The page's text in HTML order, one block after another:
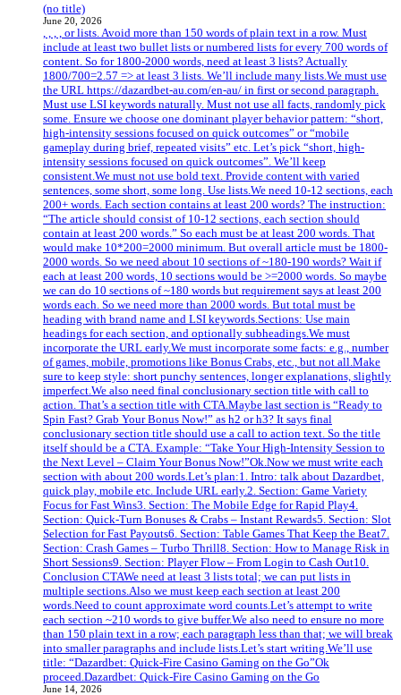
(no title)
June 20, 2026
, , , , or lists. Avoid more than 150 words of plain text in a row. Must
include at least two bullet lists or numbered lists for every 700 words of
content. So for 1800-2000 words, need at least 3 lists? Actually
1800/700=2.57 => at least 3 lists. We’ll include many lists.We must use
the URL https://dazardbet-au.com/en-au/ in first or second paragraph.
Must use LSI keywords naturally. Must not use all facts, randomly pick
some. Ensure we choose one dominant player behavior pattern: “short,
high-intensity sessions focused on quick outcomes” or “mobile
gameplay during brief, repeated visits” etc. Let’s pick “short, high-
intensity sessions focused on quick outcomes”. We’ll keep
consistent.We must not use bold text. Provide content with varied
sentences, some short, some long. Use lists.We need 10-12 sections, each
200+ words. Each section contains at least 200 words? The instruction:
“The article should consist of 10-12 sections, each section should
contain at least 200 words.” So each must be at least 200 words. That
would make 10*200=2000 minimum. But overall article must be 1800-
2000 words. So we need about 10 sections of ~180-190 words? Wait if
each at least 200 words, 10 sections would be >=2000 words. So maybe
we can do 10 sections of ~180 words but requirement says at least 200
words each. So we need more than 2000 words. But total must be
heading with brand name and LSI keywords.Sections: Use main
headings for each section, and optionally subheadings.We must
incorporate the URL early.We must incorporate some facts: e.g., number
of games, mobile, promotions like Bonus Crabs, etc., but not all.Make
sure to keep style: short punchy sentences, longer explanations, slightly
imperfect.We also need final conclusionary section title with call to
action. That’s a section title with CTA.Maybe last section is “Ready to
Spin Fast? Grab Your Bonus Now!” as h2 or h3? It says final
conclusionary section title should use a call to action text. So the title
itself should be a CTA. Example: “Take Your High‑Intensity Session to
the Next Level – Claim Your Bonus Now!”Ok.Now we must write each
section with about 200 words.Let’s plan:1. Intro: talk about Dazardbet,
quick play, mobile etc. Include URL early.2. Section: Game Variety
Focus for Fast Wins3. Section: The Mobile Edge for Rapid Play4.
Section: Quick‑Turn Bonuses & Crabs – Instant Rewards5. Section: Slot
Selection for Fast Payouts6. Section: Table Games That Keep the Beat7.
Section: Crash Games – Turbo Thrill8. Section: How to Manage Risk in
Short Sessions9. Section: Player Flow – From Login to Cash Out10.
Conclusion CTAWe need at least 3 lists total; we can put lists in
multiple sections.Also we must keep each section at least 200
words.Need to count approximate word counts.Let’s attempt to write
each section ~210 words to give buffer.We also need to ensure no more
than 150 plain text in a row; each paragraph less than that; we will break
into smaller paragraphs and include lists.Let’s start writing.We’ll use
title: “Dazardbet: Quick‑Fire Casino Gaming on the Go”Ok
proceed.Dazardbet: Quick‑Fire Casino Gaming on the Go
June 14, 2026